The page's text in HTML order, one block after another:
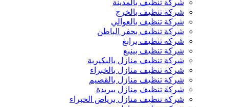
شركة تنظيف بالمدينة
شركة تنظيف بالخرج
شركة تنظيف بالعوالي
شركة تنظيف بحفر الباطن
شركه تنظيف برابغ
شركة تنظيف بينبع
شركة تنظيف منازل بالبكيرية
شركة تنظيف منازل بالخبراء
شركة تنظيف منازل بالقصيم
شركة تنظيف منازل ببريدة
شركة تنظيف منازل برياض الخبراء